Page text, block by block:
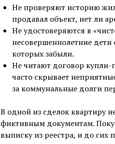
Не проверяют историю
продавал объект, нет ли
Не удостоверяются в
несовершеннолетние
которых забыли.
Не читают договор
часто скрывает
за коммунальные долги
В одной из сделок квартиру
фиктивным документам.
выписку из реестра, и до сих